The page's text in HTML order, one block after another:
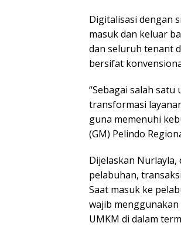
Digitalisasi dengan
masuk dan keluar
dan seluruh tenant
bersifat
“Sebagai salah
transformasi
guna memenuhi
(GM) Pelindo
Dijelaskan
pelabuhan,
Saat masuk ke
wajib
UMKM di dalam